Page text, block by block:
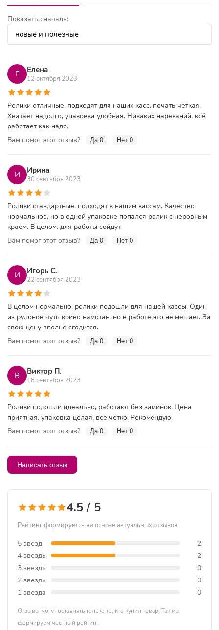
Показать сначала:
Е Елена
12 октября 2023
Ролики отличные, подходят для наших касс, печать чёткая.
Хватает надолго, упаковка удобная. Никаких нареканий, всё
работает как надо.
Вам помог этот отзыв?
Да 0 Нет 0
И Ирина
30 сентября 2023
Ролики стандартные, подходят к нашим кассам. Качество
нормальное, но в одной упаковке попался ролик с неровным
краем. В целом, для работы сойдут.
Вам помог этот отзыв?
Да 0 Нет 0
И Игорь С.
22 сентября 2023
В целом нормально, ролики подошли для нашей кассы. Один
из рулонов чуть криво намотан, но в работе это не мешает. За
свою цену вполне сгодится.
Вам помог этот отзыв?
Да 0 Нет 0
В Виктор П.
18 сентября 2023
Ролики подошли идеально, работают без заминок. Цена
приятная, упаковка целая, всё чётко. Рекомендую.
Вам помог этот отзыв?
Да 0 Нет 0
Написать отзыв
4.5 / 5
Рейтинг формируется на основе актуальных отзывов
5 звёзд
2
4 звезды
2
3 звезды
0
2 звезды
0
1 звезда
0
Отзывы могут оставлять только те, кто купил товар. Так мы
формируем честный рейтинг.